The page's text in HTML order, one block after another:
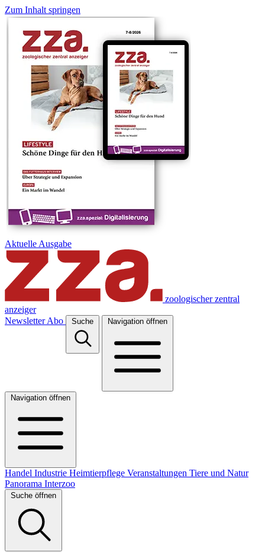
Zum Inhalt springen
Aktuelle Ausgabe
zoologischer zentral
anzeiger
Newsletter Abo Suche Navigation öffnen
Navigation öffnen
Handel Industrie Heimtierpflege Veranstaltungen Tiere und Natur
Panorama Interzoo
Suche öffnen